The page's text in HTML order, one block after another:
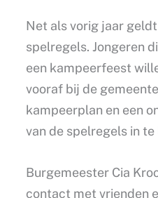
Net als vorig jaar
spelregels. Jongeren
een kampeerfeest
vooraf bij de
kampeerplan en een
van de spelregels in te
Burgemeester Cia
contact met vrienden